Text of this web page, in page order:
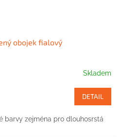
obojek fialový
Skladem
DETAIL
barvy zejména pro dlouhosrstá